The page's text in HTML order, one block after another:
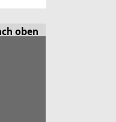
oben